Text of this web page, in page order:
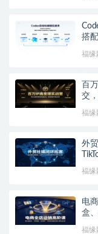
搭
福缘
百
交
福缘
外
福缘
电
盒
福缘